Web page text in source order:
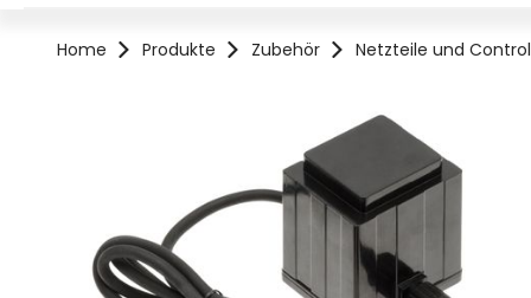
Home Produkte Zubehör Netzteile und